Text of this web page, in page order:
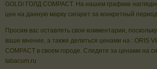
GOLD/ ГОЛД COMPACT. На нашем графике
цен на данную марку сигарет за конкретный
Просим вас оставлять свои комментарии,
ваше мнение, а также делиться ценами на : ORIS
COMPACT в своем городе. Следите за ценами на
tabacum.ru